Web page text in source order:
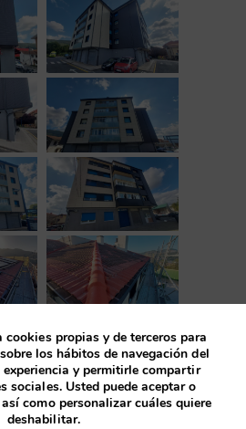
propias y de terceros para
los hábitos de navegación del
y permitirle compartir
sociales. Usted puede aceptar o
como personalizar cuáles quiere
deshabilitar.